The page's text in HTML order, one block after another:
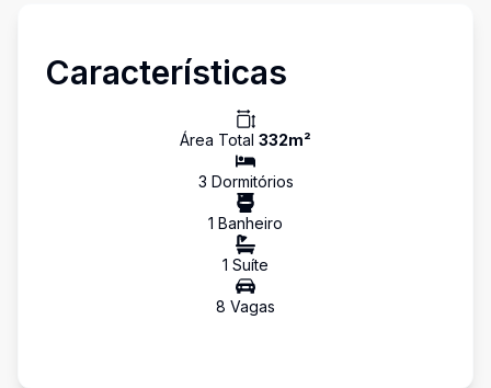
Características
Área Total 332m²
3 Dormitórios
1 Banheiro
1 Suíte
8 Vagas